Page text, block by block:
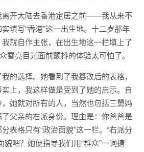
开大陆去香港定居之前——我从来不
填写“香港”这一出生地。十二岁那年
就自作主张，在出生地这一栏填上了
雪亮目光面前颤抖的体验太可怕了。
的选择。她看到了我篡改后的表格，
上，我这样做是受到了她的启示。自
她就对所有的人，当然也包括三舅妈
父亲的右派身份。理由是：你爸爸是
表格只有“政治面貌”这一栏。“右派分
貌吧？她便指导我们用“群众”一词搪